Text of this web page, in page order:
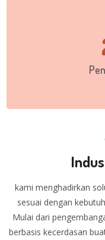
kami menghadirkan
sesuai dengan
Mulai dari
berbasis kecerdasan